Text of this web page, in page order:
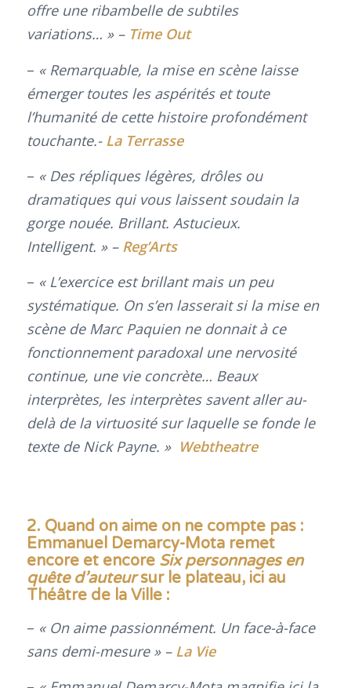
offre une ribambelle de subtiles
variations… » – Time Out
– « Remarquable, la mise en scène laisse
émerger toutes les aspérités et toute
l’humanité de cette histoire profondément
touchante.- La Terrasse
– « Des répliques légères, drôles ou
dramatiques qui vous laissent soudain la
gorge nouée. Brillant. Astucieux.
Intelligent. » – Reg’Arts
– « L’exercice est brillant mais un peu
systématique. On s’en lasserait si la mise en
scène de Marc Paquien ne donnait à ce
fonctionnement paradoxal une nervosité
continue, une vie concrète… Beaux
interprètes, les interprètes savent aller au-
delà de la virtuosité sur laquelle se fonde le
texte de Nick Payne. » Webtheatre
2. Quand on aime on ne compte pas :
Emmanuel Demarcy-Mota remet
encore et encore Six personnages en
quête d’auteursur le plateau, ici au
Théâtre de la Ville :
– « On aime passionnément. Un face-à-face
sans demi-mesure » – La Vie